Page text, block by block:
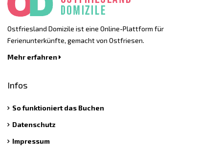
Ostfriesland Domizile ist eine Online-Plattform für
Ferienunterkünfte, gemacht von Ostfriesen.
Mehr erfahren
Infos
So funktioniert das Buchen
Datenschutz
Impressum